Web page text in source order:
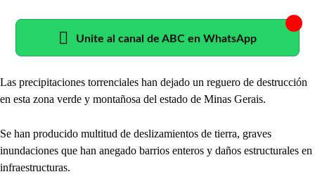
Unite al canal de ABC en WhatsApp
Las precipitaciones torrenciales han dejado un reguero de destrucción
en esta zona verde y montañosa del estado de Minas Gerais.
Se han producido multitud de deslizamientos de tierra, graves
inundaciones que han anegado barrios enteros y daños estructurales en
infraestructuras.